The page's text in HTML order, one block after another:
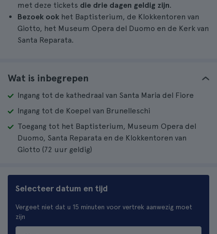
met deze tickets die drie dagen geldig zijn.
Bezoek ook het Baptisterium, de Klokkentoren van
Giotto, het Museum Opera del Duomo en de Kerk van
Santa Reparata.
Wat is inbegrepen
Ingang tot de kathedraal van Santa Maria del Fiore
Ingang tot de Koepel van Brunelleschi
Toegang tot het Baptisterium, Museum Opera del
Duomo, Santa Reparata en de Klokkentoren van
Giotto (72 uur geldig)
Selecteer datum en tijd
Vergeet niet dat u 15 minuten voor vertrek aanwezig moet
zijn